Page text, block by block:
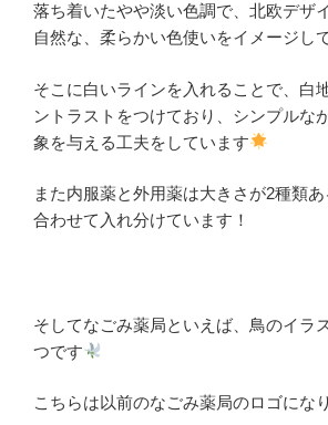
落ち着いたやや淡い色調で、北欧デザ
自然な、柔らかい色使いをイメージし
そこに白いラインを入れることで、白
ントラストをつけており、シンプルな
象を与える工夫をしています
また内服薬と外用薬は大きさが2種類
合わせて入れ分けています！
そしてなごみ薬局といえば、鳥のイラ
つです
こちらは以前のなごみ薬局のロゴにな